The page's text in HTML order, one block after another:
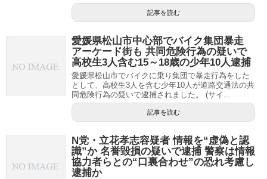
記事を読む
愛媛県松山市中心部でバイク集団暴走
アーケード街も 共同危険行為の疑いで
高校生3人含む15～18歳の少年10人逮捕
愛媛県松山市でバイクに乗り集団で暴走行為をした
として、高校生3人を含む少年10人が道路交通法の共
同危険行為の疑いで逮捕されました。 (サイ...
記事を読む
N党・立花孝志容疑者 情報を“虚偽と認
識”か 名誉毀損の疑いで逮捕 警察は情報
協力者らとの“口裏合わせ”の恐れ考慮し
逮捕か